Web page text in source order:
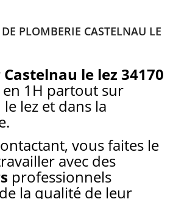
PLOMBERIE CASTELNAU LE
le lez 34170
1H partout sur
lez et dans la
vous faites le
avec des
professionnels
la qualité de leur